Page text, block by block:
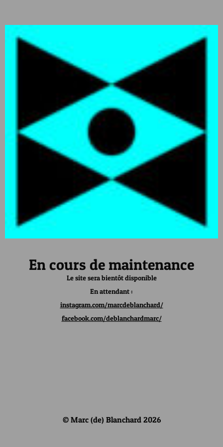
En cours de maintenance
Le site sera bientôt disponible
En attendant :
instagram.com/marcdeblanchard/
facebook.com/deblanchardmarc/
© Marc (de) Blanchard 2026